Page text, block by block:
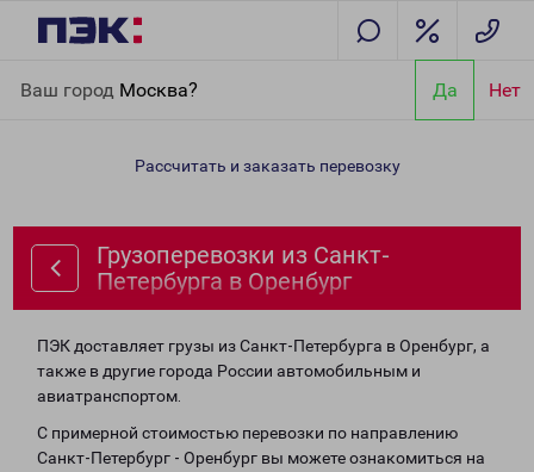
Ваш город Москва? Да Нет
Оренбург
Рассчитать и заказать перевозку
Грузоперевозки из Санкт-
Петербурга в Оренбург
ПЭК доставляет грузы из Санкт-Петербурга в Оренбург, а
также в другие города России автомобильным и
авиатранспортом.
С примерной стоимостью перевозки по направлению
Санкт-Петербург - Оренбург вы можете ознакомиться на